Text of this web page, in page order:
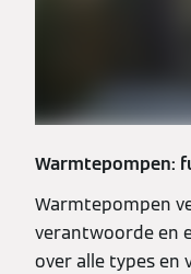
Warmtepompen:
Warmtepompen
verantwoorde en
over alle types en